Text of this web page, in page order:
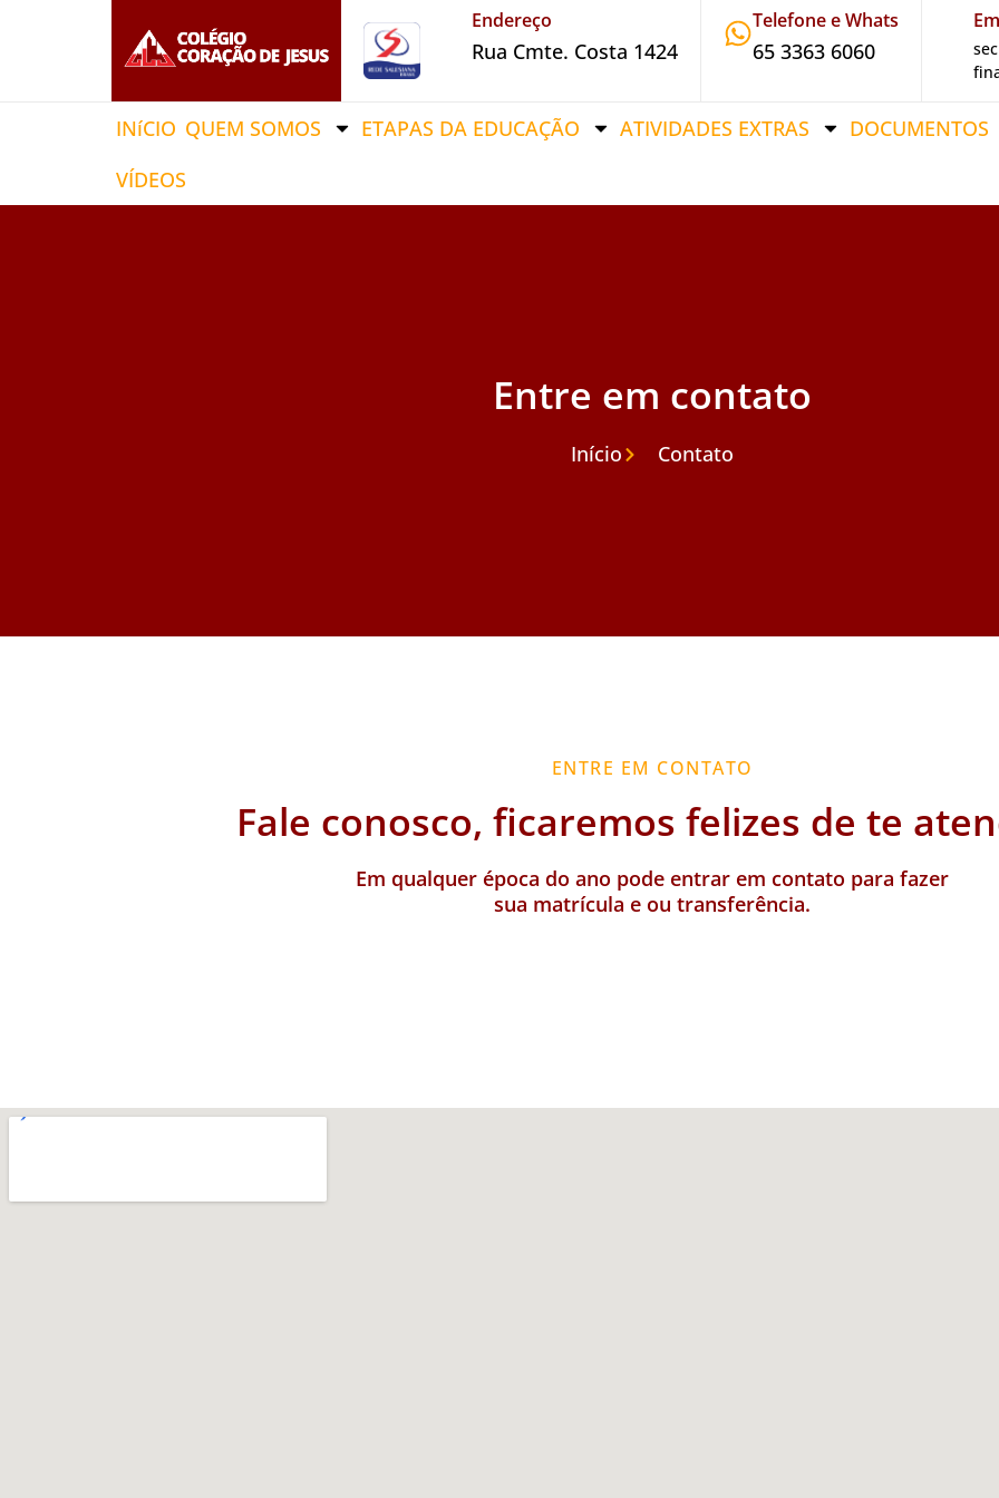
Endereço
Rua Cmte. Costa 1424
Telefone e Whats
65 3363 6060
INíCIO QUEM SOMOS ETAPAS DA EDUCAÇÃO ATIVIDADES EXTRAS
DOCUMENTOS
VÍDEOS
Entre em contato
Início Contato
ENTRE EM CONTATO
Fale conosco, ficaremos felizes de te
Em qualquer época do ano pode entrar em contato para fazer
sua matrícula e ou transferência.